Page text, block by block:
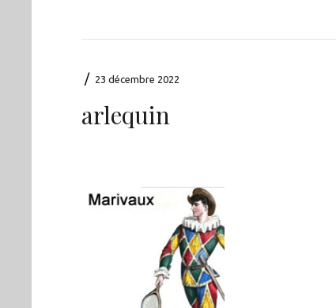
/ 23 décembre 2022
arlequin